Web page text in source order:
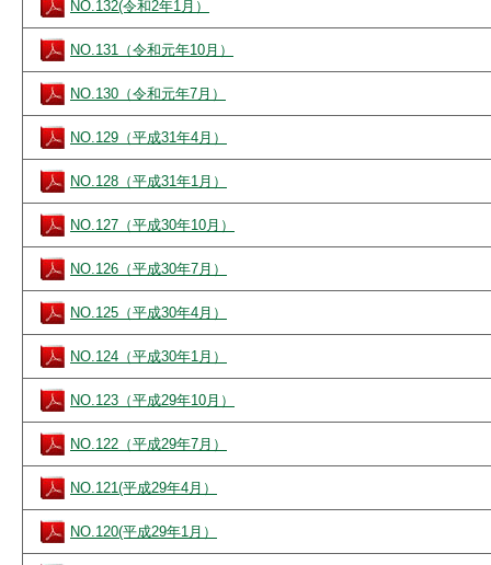
NO.132(令和2年1月）
NO.131（令和元年10月）
NO.130（令和元年7月）
NO.129（平成31年4月）
NO.128（平成31年1月）
NO.127（平成30年10月）
NO.126（平成30年7月）
NO.125（平成30年4月）
NO.124（平成30年1月）
NO.123（平成29年10月）
NO.122（平成29年7月）
NO.121(平成29年4月）
NO.120(平成29年1月）